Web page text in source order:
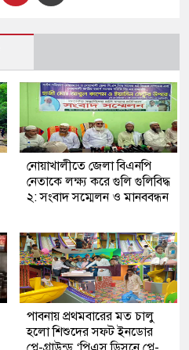
নোয়াখালীতে জেলা বিএনপি
নেতাকে লক্ষ্য করে গুলি গুলিবিদ্ধ
২: সংবাদ সম্মেলন ও মানববন্ধন
পাবনায় প্রথমবারের মত চালু
হলো শিশুদের সফট ইনডোর